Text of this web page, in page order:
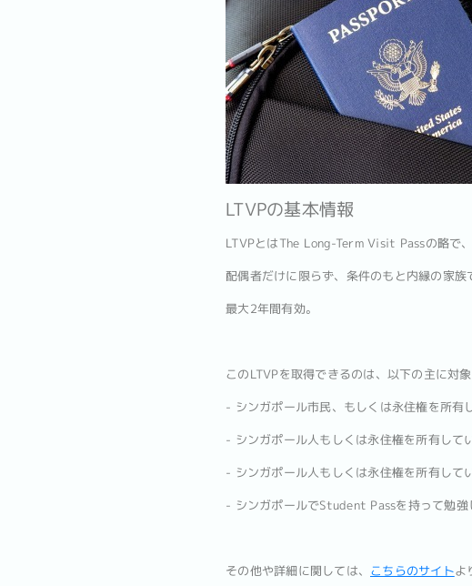
LTVPの基本情報
LTVPとはThe Long-Term Visit Passの略で
配偶者だけに限らず、条件のもと内縁の家族
最大2年間有効。
このLTVPを取得できるのは、以下の主に対象
- シンガポール市民、もしくは永住権を所有
- シンガポール人もしくは永住権を所有して
- シンガポール人もしくは永住権を所有して
- シンガポールでStudent Passを持って勉
その他や詳細に関しては、 こちらのサイトよ